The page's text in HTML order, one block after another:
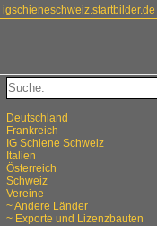
igschieneschweiz.startbilder.de
Deutschland
Frankreich
IG Schiene Schweiz
Italien
Österreich
Schweiz
Vereine
~ Andere Länder
~ Exporte und Lizenzbauten